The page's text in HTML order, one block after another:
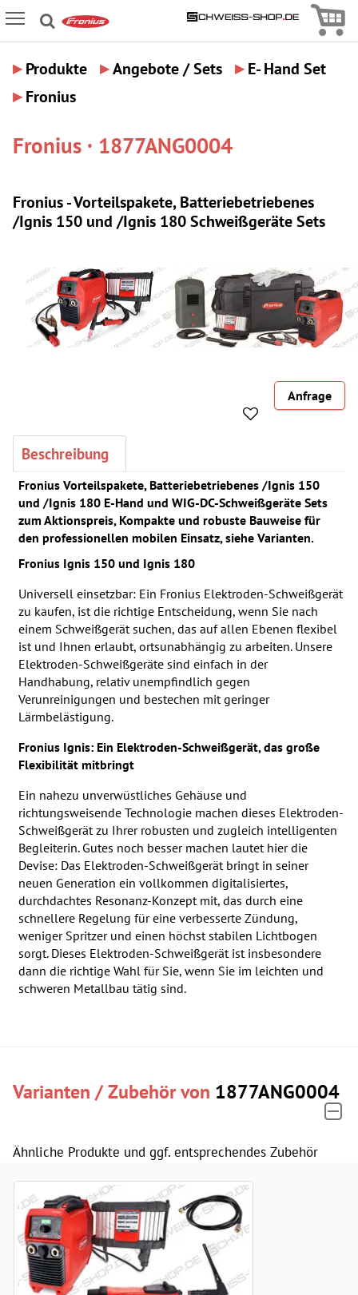
Icon Menu
▸ Produkte ▸Angebote / Sets ▸ E- Hand Set
▸ Fronius
Fronius · 1877ANG0004
Fronius - Vorteilspakete, Batteriebetriebenes
/Ignis 150 und /Ignis 180 Schweißgeräte Sets
Anfrage
Beschreibung
Fronius Vorteilspakete, Batteriebetriebenes /Ignis 150
und /Ignis 180 E-Hand und WIG-DC-Schweißgeräte Sets
zum Aktionspreis, Kompakte und robuste Bauweise für
den professionellen mobilen Einsatz, siehe Varianten.
Fronius Ignis 150 und Ignis 180
Universell einsetzbar: Ein Fronius Elektroden-Schweißgerät
zu kaufen, ist die richtige Entscheidung, wenn Sie nach
einem Schweißgerät suchen, das auf allen Ebenen flexibel
ist und Ihnen erlaubt, ortsunabhängig zu arbeiten. Unsere
Elektroden-Schweißgeräte sind einfach in der
Handhabung, relativ unempfindlich gegen
Verunreinigungen und bestechen mit geringer
Lärmbelästigung.
Fronius Ignis: Ein Elektroden-Schweißgerät, das große
Flexibilität mitbringt
Ein nahezu unverwüstliches Gehäuse und
richtungsweisende Technologie machen dieses Elektroden-
Schweißgerät zu Ihrer robusten und zugleich intelligenten
Begleiterin. Gutes noch besser machen lautet hier die
Devise: Das Elektroden-Schweißgerät bringt in seiner
neuen Generation ein vollkommen digitalisiertes,
durchdachtes Resonanz-Konzept mit, das durch eine
schnellere Regelung für eine verbesserte Zündung,
weniger Spritzer und einen höchst stabilen Lichtbogen
sorgt. Dieses Elektroden-Schweißgerät ist insbesondere
dann die richtige Wahl für Sie, wenn Sie im leichten und
schweren Metallbau tätig sind.
Varianten / Zubehör von 1877ANG0004
Ähnliche Produkte und ggf. entsprechendes Zubehör